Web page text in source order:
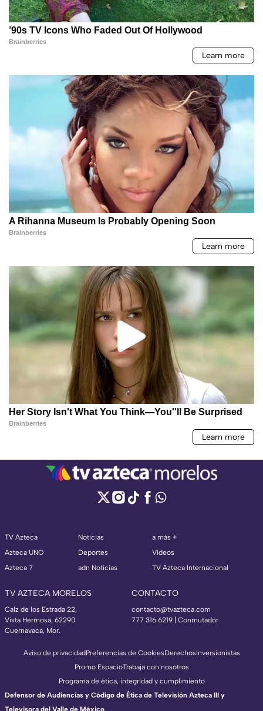
TV Azteca
Azteca UNO
Azteca 7
Noticias
Deportes
adn Noticias
a más +
Videos
TV Azteca Internacional
TV AZTECA MORELOS
Calz de los Estrada 22,
Vista Hermosa, 62290
Cuernavaca, Mor.
CONTACTO
contacto@tvazteca.com
777 316 6219 | Conmutador
Aviso de privacidadPreferencias de CookiesDerechosInversionistas
Promo EspacioTrabaja con nosotros
Programa de ética, integridad y cumplimiento
Defensor de Audiencias y Código de Ética de Televisión Azteca III y